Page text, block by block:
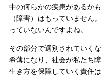
中の何らかの疾患があるか
（障害）はもっていません
っていないんですよね。
その部分で選別されていく
希薄になり、社会が私たち
生き方を保障していく責任